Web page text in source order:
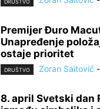
Premijer Đuro
Unapređenje
ostaje prioritet
DRUŠTVO Zoran Saitović -
8. april Svetski dan